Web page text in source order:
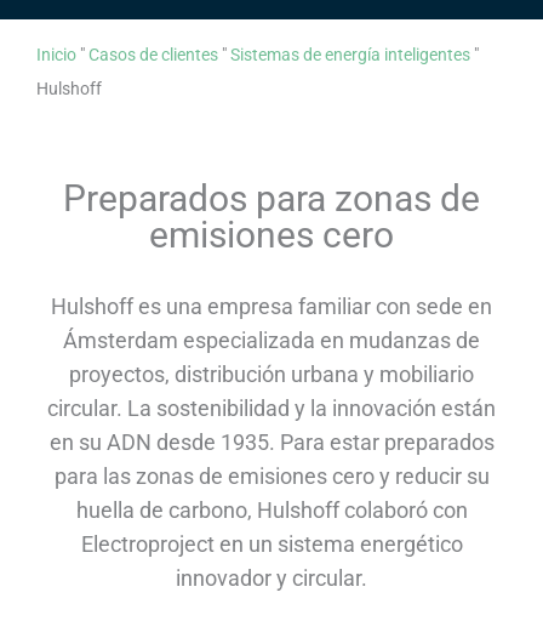
Inicio " Casos de clientes "Sistemas de energía inteligentes "
Hulshoff
Preparados para zonas de
emisiones cero
Hulshoff es una empresa familiar con sede en
Ámsterdam especializada en mudanzas de
proyectos, distribución urbana y mobiliario
circular. La sostenibilidad y la innovación están
en su ADN desde 1935. Para estar preparados
para las zonas de emisiones cero y reducir su
huella de carbono, Hulshoff colaboró con
Electroproject en un sistema energético
innovador y circular.